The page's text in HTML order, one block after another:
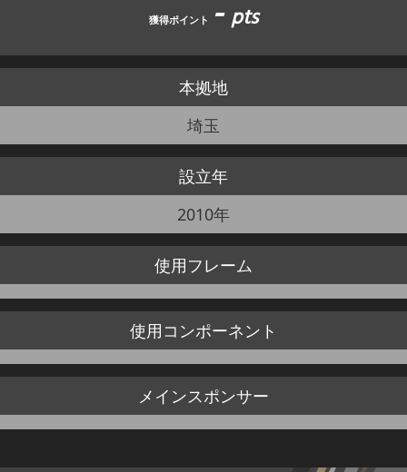
加盟・登録
エントリー
JBCF ROAD SERIESとは
獲得ポイント -pts
本拠地
埼玉
設立年
2010年
使用フレーム
使用コンポーネント
メインスポンサー